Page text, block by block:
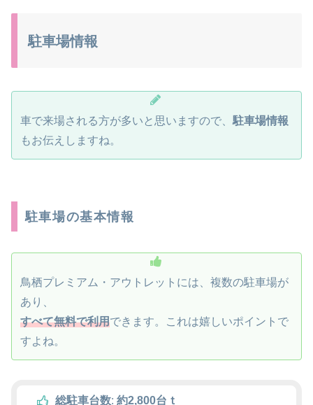
駐車場情報
車で来場される方が多いと思いますので、 駐車場情報
もお伝えしますね。
駐車場の基本情報
鳥栖プレミアム・アウトレットには、複数の駐車場が
あり、
すべて無料で利用できます。これは嬉しいポイントで
すよね。
総駐車台数: 約2,800台ｔ